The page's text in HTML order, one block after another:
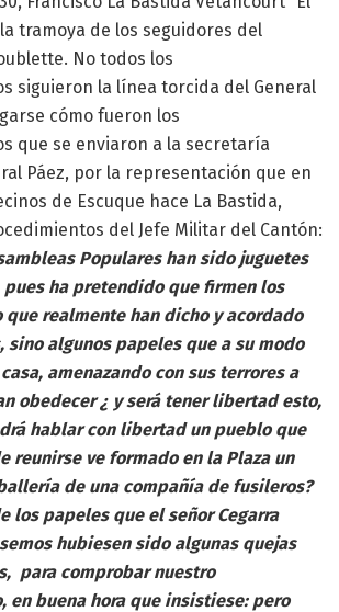
tramoya de los seguidores del
No todos los
siguieron la línea torcida del General
cómo fueron los
que se enviaron a la secretaría
Páez, por la representación que en
de Escuque hace La Bastida,
del Jefe Militar del Cantón:
Populares han sido juguetes
pues ha pretendido que firmen los
que realmente han dicho y acordado
sino algunos papeles que a su modo
amenazando con sus terrores a
obedecer ¿ y será tener libertad esto,
hablar con libertad un pueblo que
reunirse ve formado en la Plaza un
de una compañía de fusileros?
los papeles que el señor Cegarra
hubiesen sido algunas quejas
para comprobar nuestro
en buena hora que insistiese: pero